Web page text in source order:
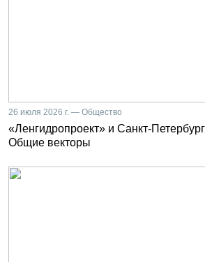
26 июля 2026 г. — Общество
«Ленгидропроект» и Санкт-
Общие векторы